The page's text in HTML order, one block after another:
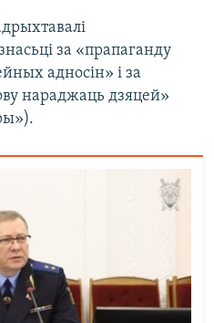
за «прапаганду
адносін» і за
нараджаць дзяцей»